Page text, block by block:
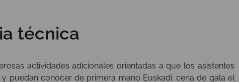
técnica
actividades adicionales orientadas a que los asistentes
puedan conocer de primera mano Euskadi: cena de gala el